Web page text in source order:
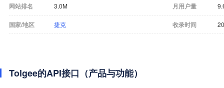
网站排名 3.0M 月用户量
国家/地区 捷克 收录时间
Tolgee的API接口（产品与功能）